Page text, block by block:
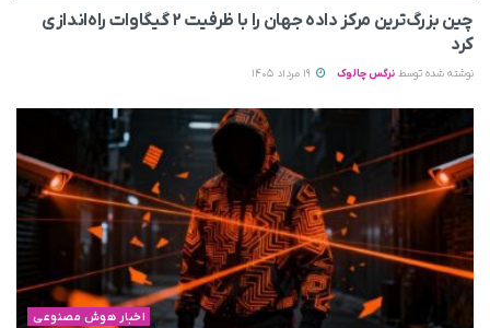
چین بزرگ‌ترین مرکز داده جهان را با ظرفیت ۲ گیگاوات راه‌اندازی
کرد
نوشته شده توسط نرگس چالوک
اخبار هوش مصنوعی